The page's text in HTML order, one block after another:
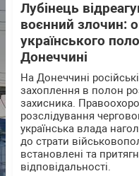
Лубінець
воєнний злочин:
українського
Донеччині
На Донеччині
захоплення в полон
захисника.
розслідування
українська влада
до страти
встановлені та
відповідальності.